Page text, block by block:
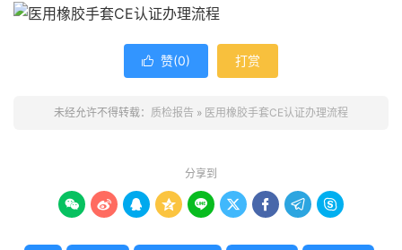
 赞(0) 打赏
未经允许不得转载： 质检报告 » 医用橡胶手套CE认证办理流程
分享到
        